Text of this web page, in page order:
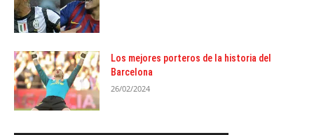
Los mejores porteros de la historia del
Barcelona
26/02/2024